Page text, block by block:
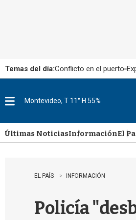
Temas del día:Conflicto en el puerto
u
Montevideo, T 11° H 55%
Últimas NoticiasInformaciónEl
EL PAÍS INFORMACIÓN
Policía